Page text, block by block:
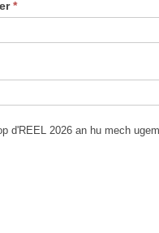
*
d'REEL 2026 an hu mech